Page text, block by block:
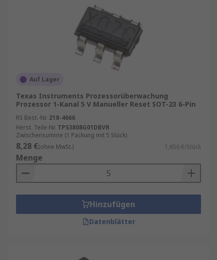
erkannt wird, setzt der Spannungsregler den
Controller zurück. Der Spannungsregler hält den
Controller so lange in diesem Zustand, wie
Unterspannung besteht, um die Komponenten
des Stromkreises zu schützen.
Wofür werden Spannungsüberwachungs-ICs
verwendet?
Spannungsüberwachungs-ICs überwachen die
Spannung in einem Stromkreis. Sie liefern
Informationen über die Batterie im Stromkreis
zusammen mit anderen Komponenten.
Spannungsüberwachungs-ICs werden zum
Schutz von Schaltkreisen in Geräten eingesetzt,
die durch hohe Spannungen beschädigt werden
Spannungsüberwachungs-ICs
Auf Lager
Texas Instruments Prozessorüberwachung
Prozessor 1-Kanal 5 V Manueller Reset SOT-23 6-Pin
RS Best.-Nr. 218-4666
Herst. Teile-Nr. TPS3808G01DBVR
Zwischensumme (1 Packung mit 5 Stück)
8,28 €(ohne MwSt.) 1,656 €/Stück
Menge
Hinzufügen
Datenblätter